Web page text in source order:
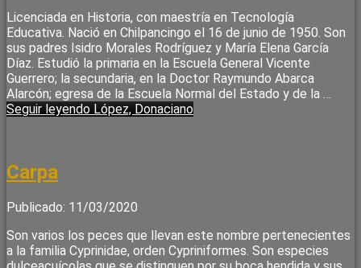
Licenciada en Historia, con maestría en Tecnología
Educativa. Nació en Chilpancingo el 16 de junio de 1950. Son
sus padres Isidro Morales Rodríguez y María Elena García
Díaz. Estudió la primaria en la Escuela General Vicente
Guerrero; la secundaria, en la Doctor Raymundo Abarca
Alarcón; egresa de la Escuela Normal del Estado y de la …
Seguir leyendo López, Donaciano
Carpa
Publicado: 11/03/2020
Son varios los peces que llevan este nombre pertenecientes
a la familia Cyprinidae, orden Cypriniformes. Son especies